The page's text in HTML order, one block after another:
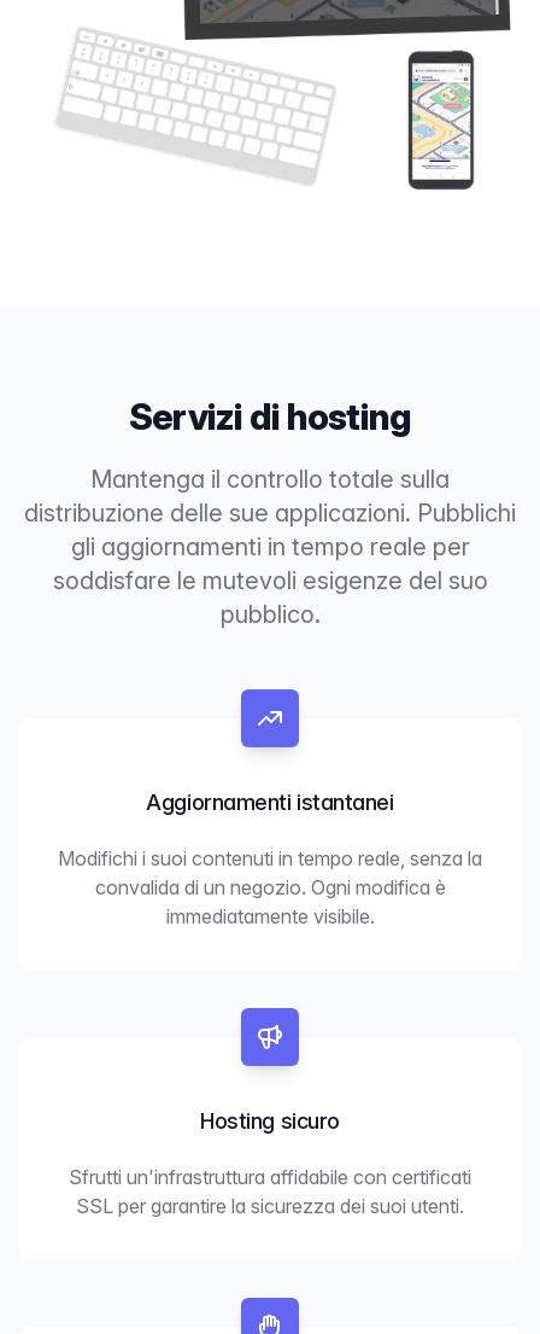
Servizi di hosting
Mantenga il controllo totale sulla
distribuzione delle sue applicazioni. Pubblichi
gli aggiornamenti in tempo reale per
soddisfare le mutevoli esigenze del suo
pubblico.
Aggiornamenti istantanei
Modifichi i suoi contenuti in tempo reale, senza la
convalida di un negozio. Ogni modifica è
immediatamente visibile.
Hosting sicuro
Sfrutti un'infrastruttura affidabile con certificati
SSL per garantire la sicurezza dei suoi utenti.